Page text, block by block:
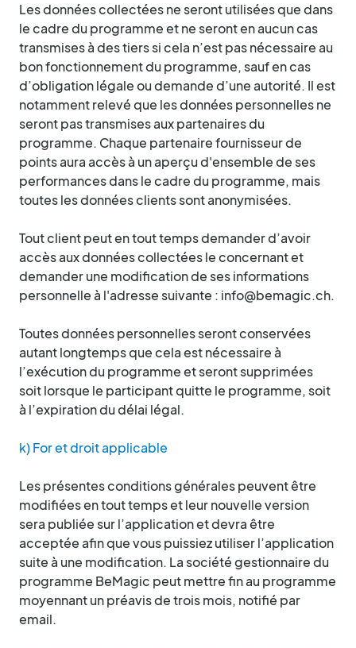
Les données collectées ne seront utilisées que dans
le cadre du programme et ne seront en aucun cas
transmises à des tiers si cela n’est pas nécessaire au
bon fonctionnement du programme, sauf en cas
d’obligation légale ou demande d’une autorité. Il est
notamment relevé que les données personnelles ne
seront pas transmises aux partenaires du
programme. Chaque partenaire fournisseur de
points aura accès à un aperçu d'ensemble de ses
performances dans le cadre du programme, mais
toutes les données clients sont anonymisées.
Tout client peut en tout temps demander d’avoir
accès aux données collectées le concernant et
demander une modification de ses informations
personnelle à l'adresse suivante : info@bemagic.ch.
Toutes données personnelles seront conservées
autant longtemps que cela est nécessaire à
l’exécution du programme et seront supprimées
soit lorsque le participant quitte le programme, soit
à l’expiration du délai légal.
k) For et droit applicable
Les présentes conditions générales peuvent être
modifiées en tout temps et leur nouvelle version
sera publiée sur l’application et devra être
acceptée afin que vous puissiez utiliser l’application
suite à une modification. La société gestionnaire du
programme BeMagic peut mettre fin au programme
moyennant un préavis de trois mois, notifié par
email.